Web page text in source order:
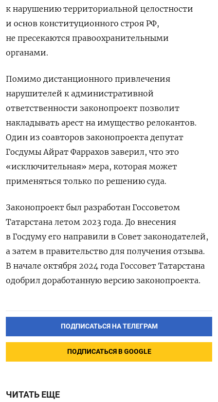
к нарушению территориальной целостности
и основ конституционного строя РФ,
не пресекаются правоохранительными
органами.
Помимо дистанционного привлечения
нарушителей к административной
ответственности законопроект позволит
накладывать арест на имущество релокантов.
Один из соавторов законопроекта депутат
Госдумы Айрат Фаррахов заверил, что это
«исключительная» мера, которая может
применяться только по решению суда.
Законопроект был разработан Госсоветом
Татарстана летом 2023 года. До внесения
в Госдуму его направили в Совет законодателей,
а затем в правительство для получения отзыва.
В начале октября 2024 года Госсовет Татарстана
одобрил доработанную версию законопроекта.
ПОДПИСАТЬСЯ НА ТЕЛЕГРАМ
ПОДПИСАТЬСЯ В GOOGLE
ЧИТАТЬ ЕЩЕ